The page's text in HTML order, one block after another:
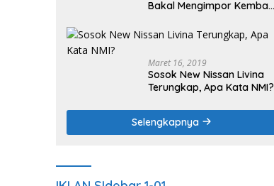
Bakal Mengimpor Kembali
Maret 16, 2019
Sosok New Nissan Livina
Terungkap, Apa Kata NMI?
Selengkapnya